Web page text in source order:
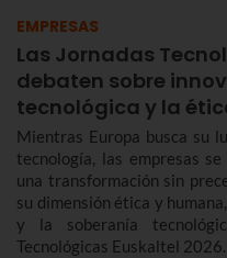
EMPRESAS
Las Jornadas
debaten sobre
tecnológica y la
Mientras Europa busca su
tecnología, las empresas
una transformación sin
su dimensión ética y
y la soberanía
Tecnológicas Euskaltel 2026.